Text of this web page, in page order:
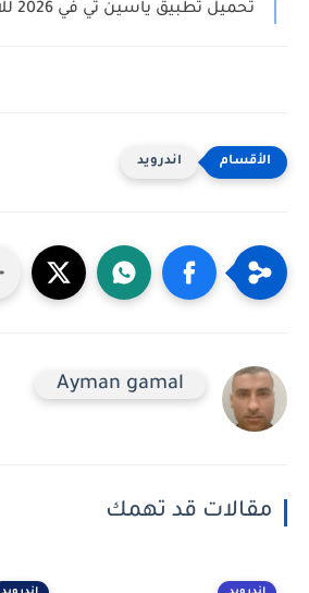
تحميل تطبيق ياسين تي في 2026 للاندرويد
اندرويد
Ayman gamal
مقالات قد تهمك